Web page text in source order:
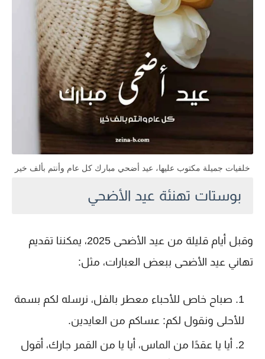
خلفيات جميلة مكتوب عليها، عيد أضحي مبارك كل عام وأنتم بألف خير
بوستات تهنئة عيد الأضحي
وقبل أيام قليلة من عيد الأضحى 2025، يمكننا تقديم
تهاني عيد الأضحى ببعض العبارات، مثل:
صباح خاص للأحباء معطر بالفل، نرسله لكم بسمة
للأحلى ونقول لكم: عساكم من العايدين.
أيا يا عقدًا من الماس، أيا يا من القمر جارك، أقول